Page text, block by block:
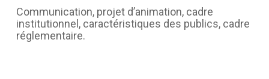
Communication, projet d’animation, cadre
institutionnel, caractéristiques des publics, cadre
réglementaire.